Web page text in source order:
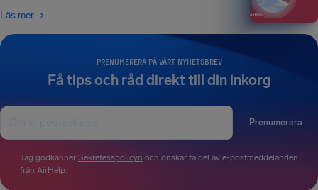
PRENUMERERA PÅ VÅRT NYHETSBREV
Få tips och råd direkt till din inkorg
Prenumerera
Jag godkänner Sekretesspolicyn och önskar ta del av e-postmeddelanden
från AirHelp.
Läs mer